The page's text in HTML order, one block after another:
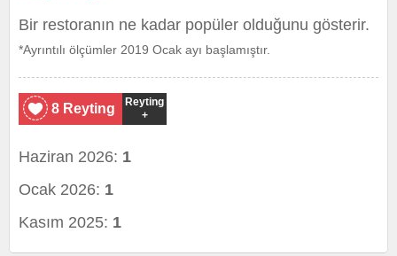
Bir restoranın ne kadar popüler olduğunu gösterir.
*Ayrıntılı ölçümler 2019 Ocak ayı başlamıştır.
8 Reyting
Reyting
+
Haziran 2026: 1
Ocak 2026: 1
Kasım 2025: 1